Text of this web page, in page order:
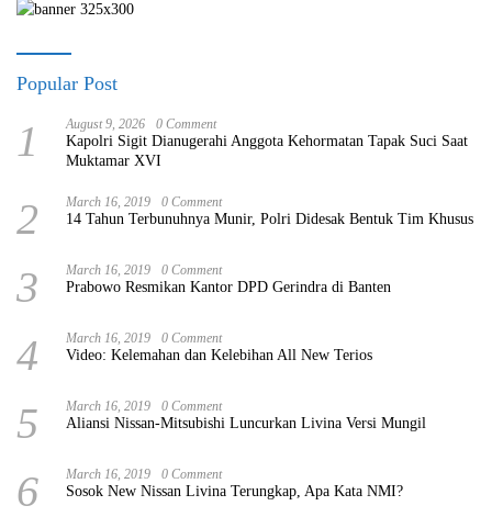
Popular Post
1 August 9, 2026 0 Comment
Kapolri Sigit Dianugerahi Anggota Kehormatan Tapak Suci Saat
Muktamar XVI
2 March 16, 2019 0 Comment
14 Tahun Terbunuhnya Munir, Polri Didesak Bentuk Tim Khusus
3 March 16, 2019 0 Comment
Prabowo Resmikan Kantor DPD Gerindra di Banten
4 March 16, 2019 0 Comment
Video: Kelemahan dan Kelebihan All New Terios
5 March 16, 2019 0 Comment
Aliansi Nissan-Mitsubishi Luncurkan Livina Versi Mungil
6 March 16, 2019 0 Comment
Sosok New Nissan Livina Terungkap, Apa Kata NMI?